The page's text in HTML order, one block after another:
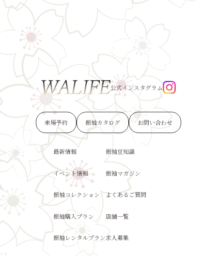
公式インスタグラム
来場予約 振袖カタログ お問い合わせ
最新情報
イベント情報
振袖コレクション
振袖購入プラン
振袖レンタルプラン
振袖豆知識
振袖マガジン
よくあるご質問
店舗一覧
求人募集